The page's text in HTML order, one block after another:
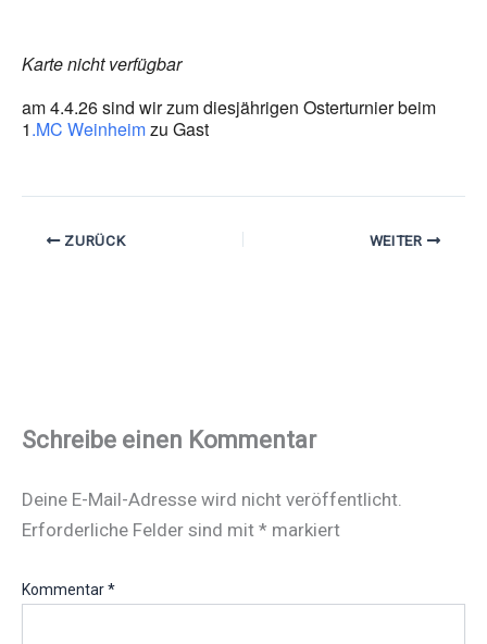
Karte nicht verfügbar
am 4.4.26 sind wir zum diesjährigen Osterturnier beim
1.MC Weinheimzu Gast
ZURÜCK WEITER
Schreibe einen Kommentar
Deine E-Mail-Adresse wird nicht veröffentlicht.
Erforderliche Felder sind mit * markiert
Kommentar*